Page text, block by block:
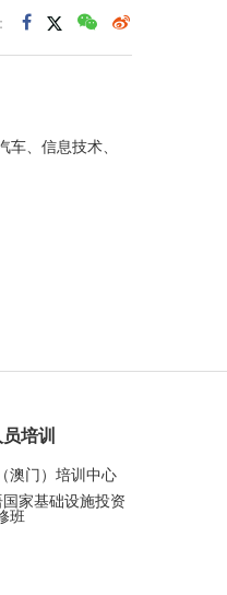
、信息技术、
培训
澳门）培训中心
家基础设施投资
班